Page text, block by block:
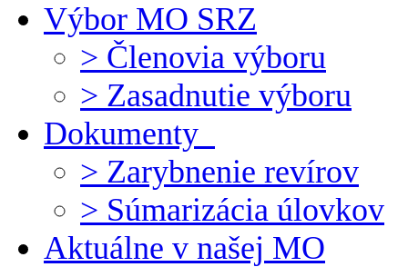
Výbor MO SRZ
> Členovia výboru
> Zasadnutie výboru
Dokumenty
> Zarybnenie revírov
> Súmarizácia úlovkov
Aktuálne v našej MO